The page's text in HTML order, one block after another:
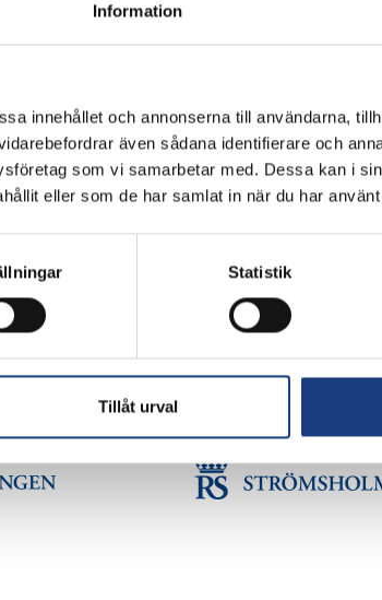
Information
innehållet och annonserna till användarna,
även sådana identifierare och
som vi samarbetar med. Dessa kan i
eller som de har samlat in när du har
Statistik
Tillåt urval
Öppettider
Måndag-fredag kl.8.00–16.00
Flyinge Kungsgård, 247 93, Flyinge
miljöcertifierad enligt ISO 14001
GDPR